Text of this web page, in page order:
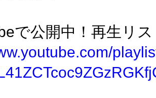
で公開中！再生リ